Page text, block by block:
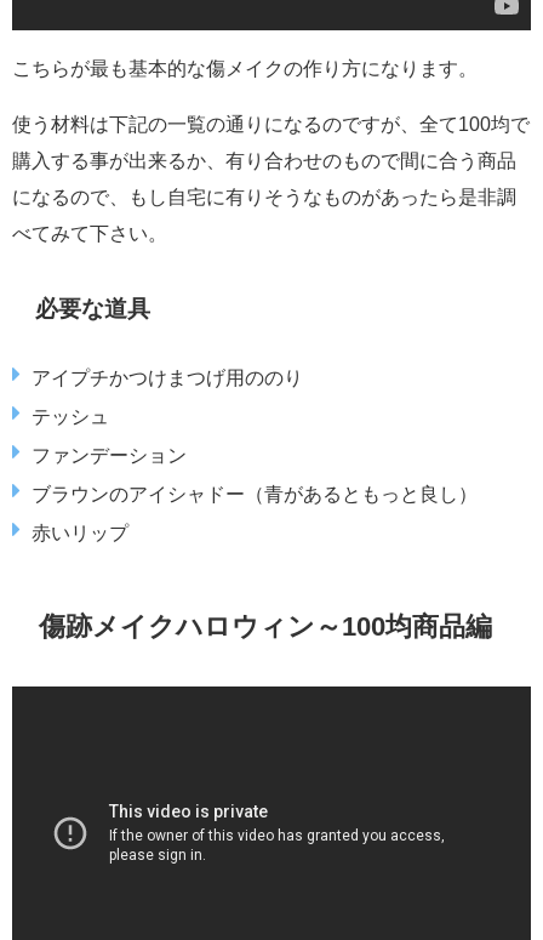
こちらが最も基本的な傷メイクの作り方になります。
使う材料は下記の一覧の通りになるのですが、全て100均で
購入する事が出来るか、有り合わせのもので間に合う商品
になるので、もし自宅に有りそうなものがあったら是非調
べてみて下さい。
必要な道具
アイプチかつけまつげ用ののり
テッシュ
ファンデーション
ブラウンのアイシャドー（青があるともっと良し）
赤いリップ
傷跡メイクハロウィン～100均商品編